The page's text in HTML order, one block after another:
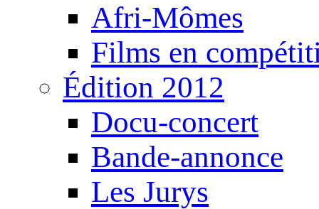
Afri-Mômes
Films en
Édition 2012
Docu-concert
Bande-annonce
Les Jurys